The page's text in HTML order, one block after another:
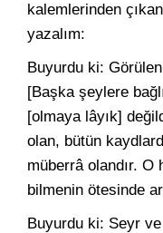
kalemlerinden
yazalım:
Buyurdu ki:
[Başka şeylere
[olmaya lâyık]
olan, bütün
müberrâ olandır. O
bilmenin ötesinde
Buyurdu ki: Seyr